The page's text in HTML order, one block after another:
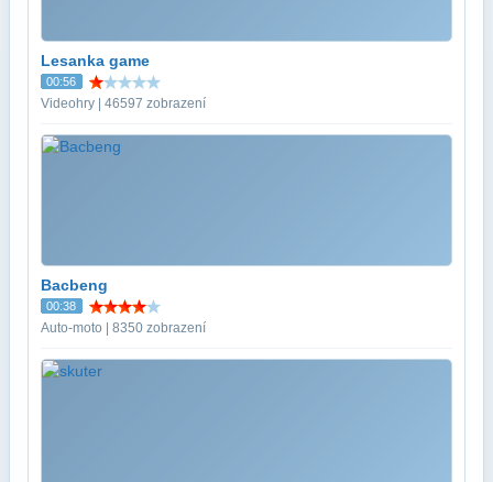
Lesanka game
00:56
Videohry | 46597 zobrazení
Bacbeng
00:38
Auto-moto | 8350 zobrazení